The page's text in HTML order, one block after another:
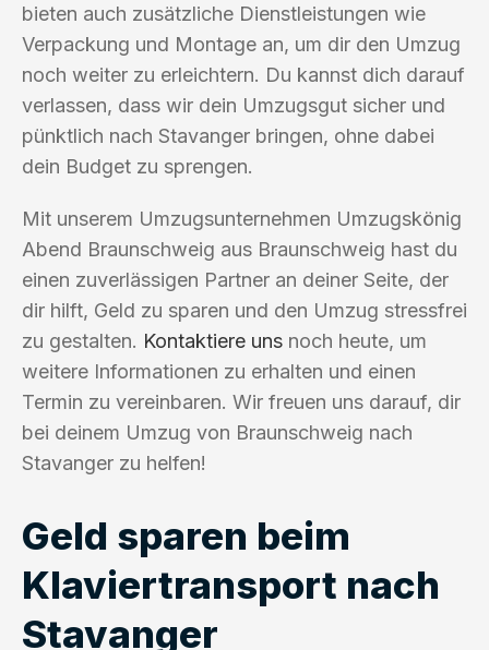
bieten auch zusätzliche Dienstleistungen wie
Verpackung und Montage an, um dir den Umzug
noch weiter zu erleichtern. Du kannst dich darauf
verlassen, dass wir dein Umzugsgut sicher und
pünktlich nach Stavanger bringen, ohne dabei
dein Budget zu sprengen.
Mit unserem Umzugsunternehmen Umzugskönig
Abend Braunschweig aus Braunschweig hast du
einen zuverlässigen Partner an deiner Seite, der
dir hilft, Geld zu sparen und den Umzug stressfrei
zu gestalten. Kontaktiere uns noch heute, um
weitere Informationen zu erhalten und einen
Termin zu vereinbaren. Wir freuen uns darauf, dir
bei deinem Umzug von Braunschweig nach
Stavanger zu helfen!
Geld sparen beim
Klaviertransport nach
Stavanger